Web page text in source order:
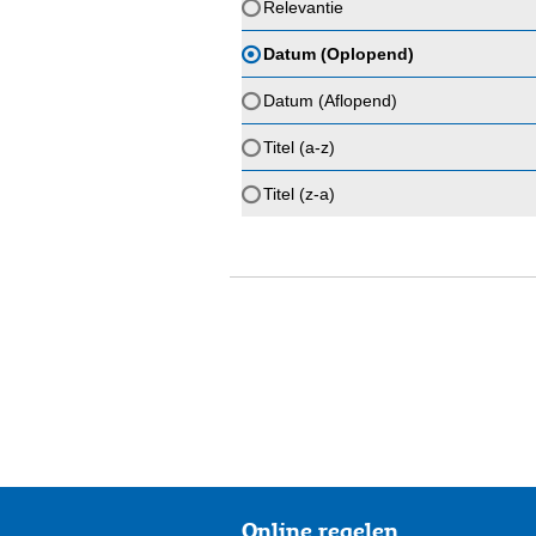
Relevantie
Datum (Oplopend)
Datum (Aflopend)
Titel (a-z)
Titel (z-a)
Online regelen